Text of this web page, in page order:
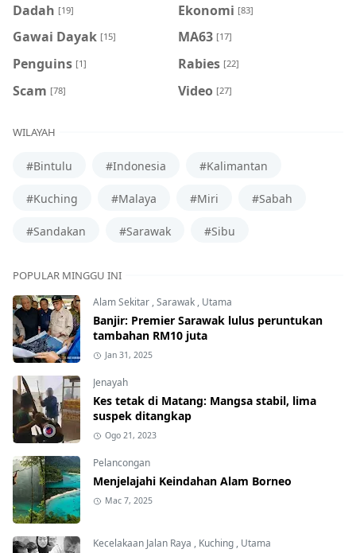
Dadah [19] Ekonomi [83]
Gawai Dayak [15] MA63 [17]
Penguins [1] Rabies [22]
Scam [78] Video [27]
WILAYAH
#Bintulu #Indonesia #Kalimantan
#Kuching #Malaya #Miri #Sabah
#Sandakan #Sarawak #Sibu
POPULAR MINGGU INI
Alam Sekitar,Sarawak, Utama
Banjir: Premier Sarawak lulus peruntukan
tambahan RM10 juta
Jan 31, 2025
Jenayah
Kes tetak di Matang: Mangsa stabil, lima
suspek ditangkap
Ogo 21, 2023
Pelancongan
Menjelajahi Keindahan Alam Borneo
Mac 7, 2025
Kecelakaan Jalan Raya , Kuching, Utama